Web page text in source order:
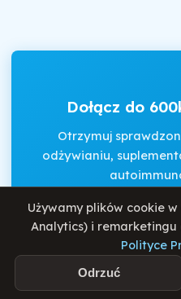
Dołącz do
Otrzymuj
odżywianiu,
Akceptuję
Używamy plików cookie
Analytics) i remarketingu
Polityce
Odrzuć